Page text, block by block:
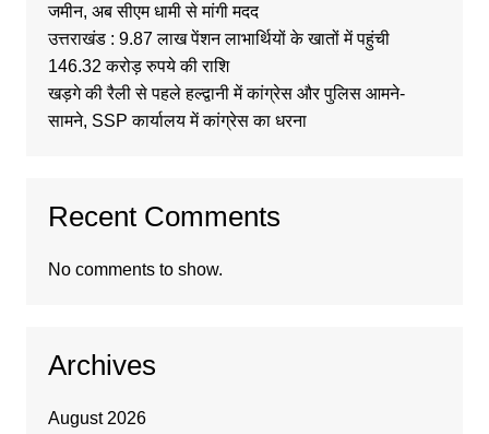
जमीन, अब सीएम धामी से मांगी मदद
उत्तराखंड : 9.87 लाख पेंशन लाभार्थियों के खातों में पहुंची
146.32 करोड़ रुपये की राशि
खड़गे की रैली से पहले हल्द्वानी में कांग्रेस और पुलिस आमने-
सामने, SSP कार्यालय में कांग्रेस का धरना
Recent Comments
No comments to show.
Archives
August 2026